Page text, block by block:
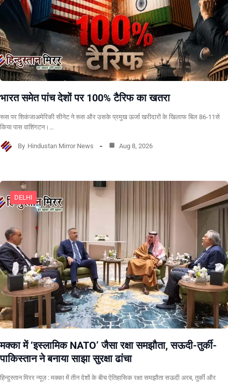
भारत समेत पांच देशों पर 100% टैरिफ का खतरा
रूस पर शिकंजाअमेरिकी सीनेट ने रूस और उसके प्रमुख ऊर्जा खरीदारों के खिलाफ बिल 86-11से
किया पास वाशिंगटन।…
By Hindustan Mirror News Aug 8, 2026
DELHI
मक्का में ‘इस्लामिक NATO’ जैसा रक्षा समझौता, सऊदी-तुर्की-
पाकिस्तान ने बनाया साझा सुरक्षा ढांचा
हिन्दुस्तान मिरर न्यूज़ : मक्का में तीन देशों के बीच ऐतिहासिक रक्षा समझौता सऊदी अरब, तुर्की और